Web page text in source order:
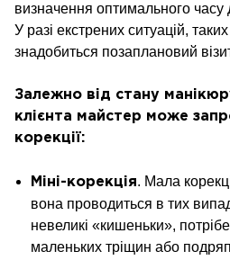
визначення оптимального часу
У разі екстрених ситуацій,
знадобиться позаплановий
Залежно від стану
клієнта майстер може
корекції:
Міні-корекція. Мала
вона проводиться в тих
невеликі «кишеньки»,
маленьких тріщин або